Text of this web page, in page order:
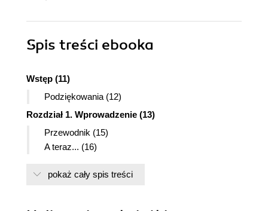
Spis treści ebooka
Wstęp (11)
Podziękowania (12)
Rozdział 1. Wprowadzenie (13)
Przewodnik (15)
A teraz... (16)
pokaż cały spis treści